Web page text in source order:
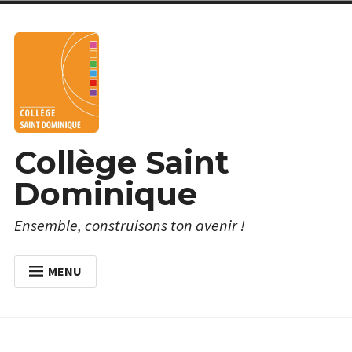
Collège Saint
Dominique
Ensemble, construisons ton avenir !
MENU